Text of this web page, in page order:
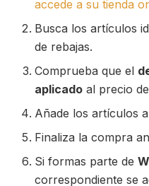
accede a su tienda
Busca los artículos
de rebajas.
Comprueba que el
aplicado al precio
Añade los artículos
Finaliza la compra
Si formas parte de
correspondiente se